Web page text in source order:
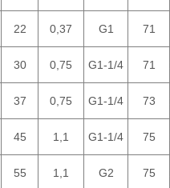
22 0,37 G1 71
30 0,75 G1-1/4 71
37 0,75 G1-1/4 73
45 1,1 G1-1/4 75
55 1,1 G2 75